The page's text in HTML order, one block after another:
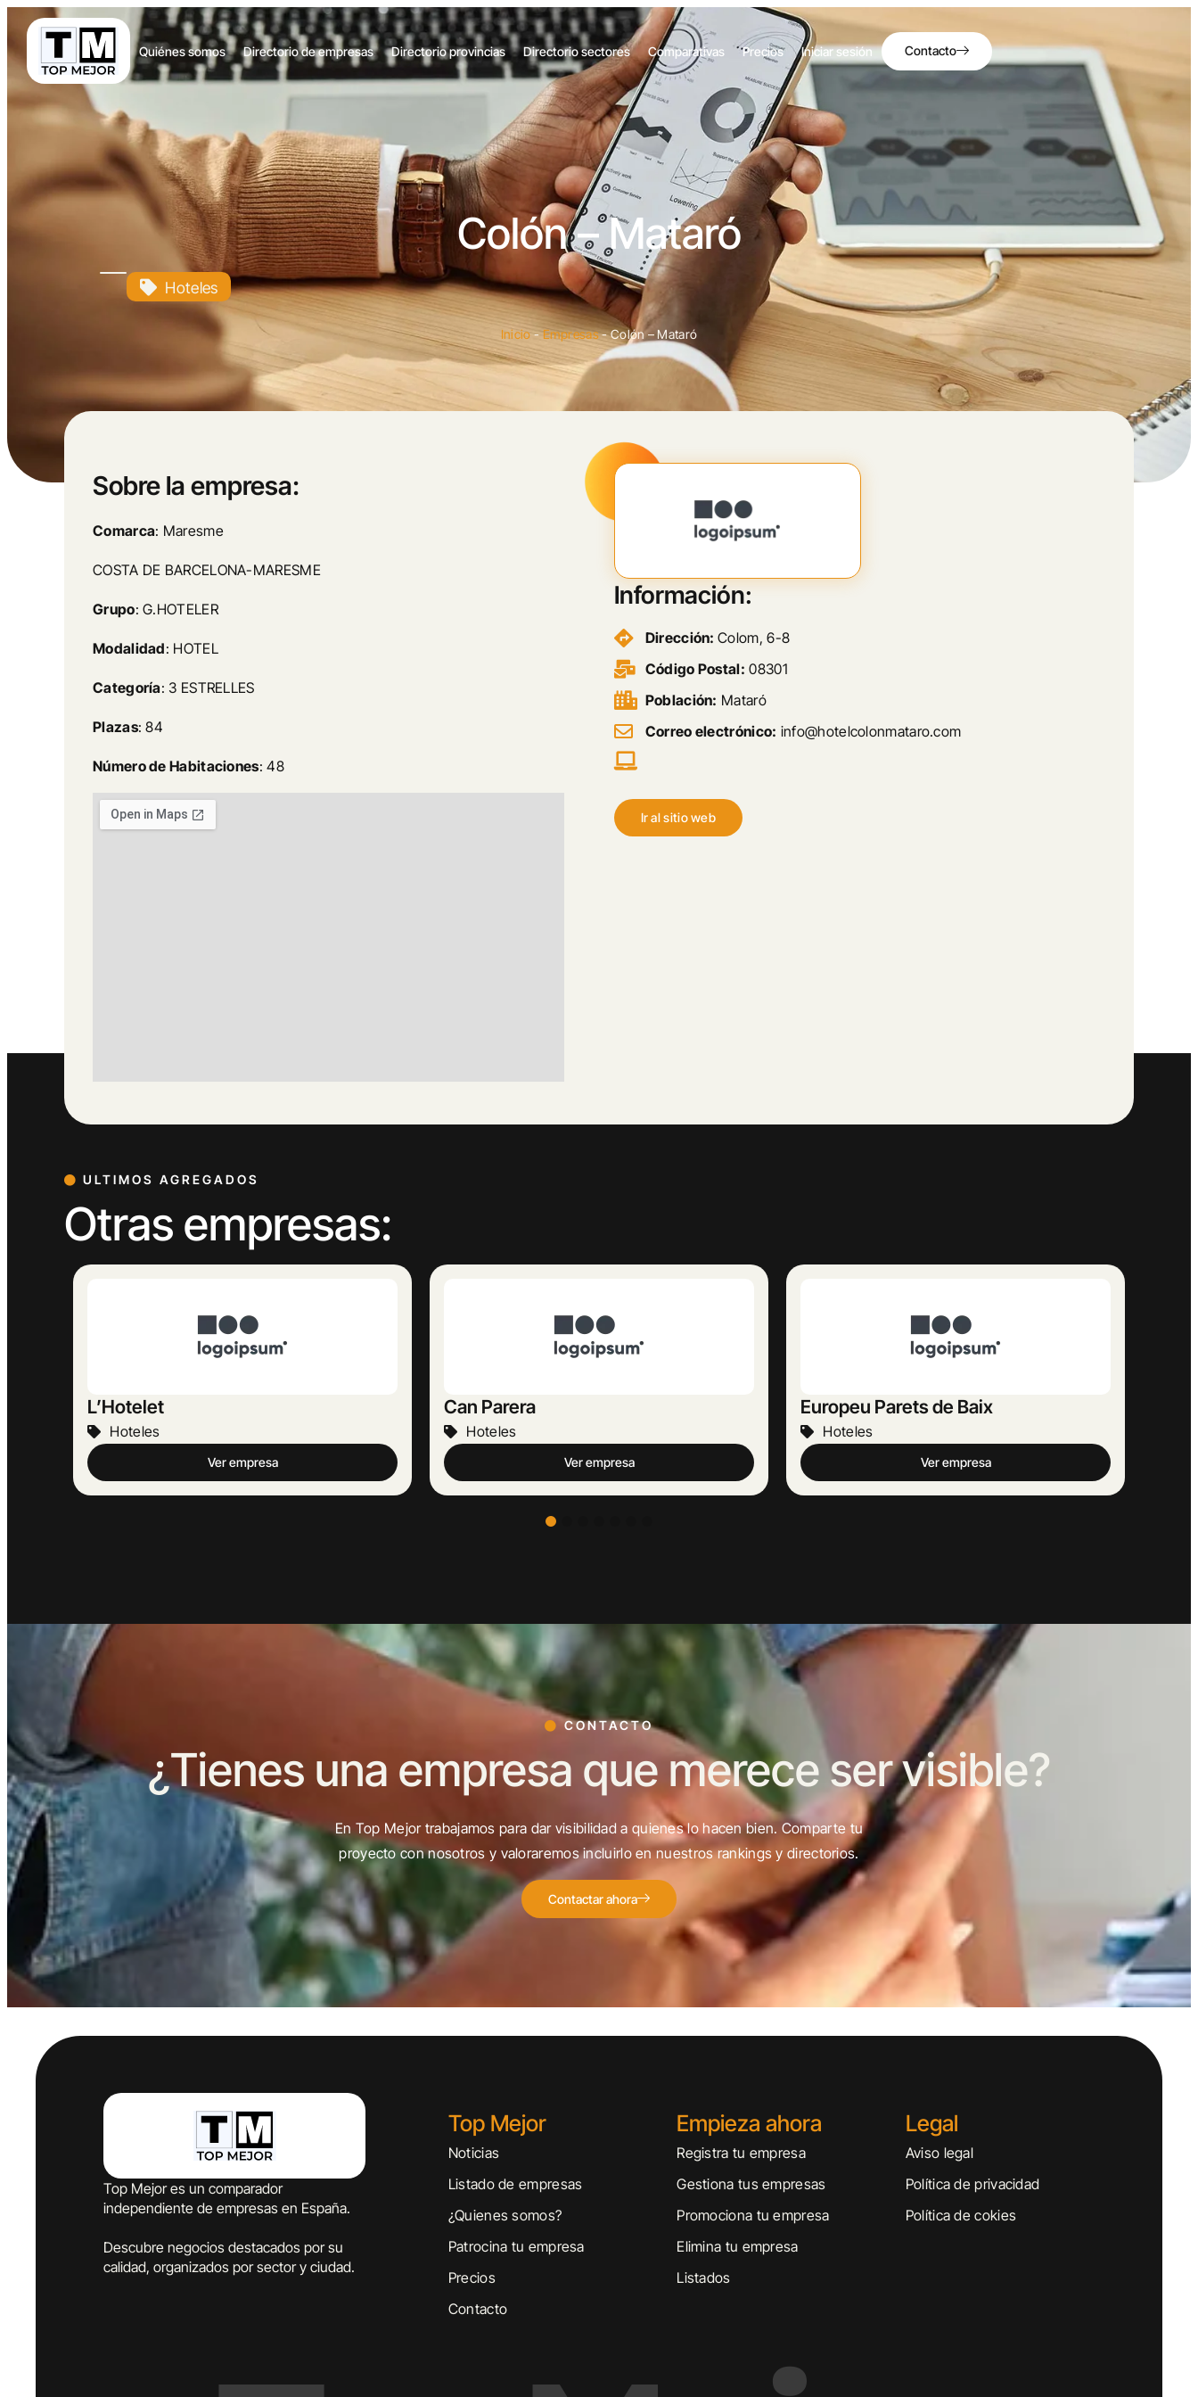
Quiénes somos Directorio de empresas Directorio provincias Directorio sectores Comparativas Precios Iniciar sesión Contacto
Colón – Mataró
Hoteles
Inicio -Empresas-Colón – Mataró
Sobre la empresa:
Comarca: Maresme
COSTA DE BARCELONA-MARESME
Grupo: G.HOTELER
Modalidad: HOTEL
Categoría: 3 ESTRELLES
Plazas: 84
Número de Habitaciones: 48
Información:
Dirección:Colom, 6-8
Código Postal: 08301
Población: Mataró
Correo electrónico: info@hotelcolonmataro.com
Ir al sitio web
ULTIMOS AGREGADOS
Otras empresas:
Can Parera
Hoteles
Ver empresa
Europeu Parets de Baix
Hoteles
Ver empresa
Llobera
Hoteles
Ver empresa
CONTACTO
¿Tienes una empresa que merece ser visible?
En Top Mejor trabajamos para dar visibilidad a quienes lo hacen bien. Comparte tu
proyecto con nosotros y valoraremos incluirlo en nuestros rankings y directorios.
Contactar ahora
Top Mejor es un comparador
independiente de empresas en España.
Descubre negocios destacados por su
calidad, organizados por sector y ciudad.
Top Mejor
Noticias
Listado de empresas
¿Quienes somos?
Patrocina tu empresa
Precios
Contacto
Empieza ahora
Registra tu empresa
Gestiona tus empresas
Promociona tu empresa
Elimina tu empresa
Listados
Legal
Aviso legal
Política de privacidad
Política de cokies